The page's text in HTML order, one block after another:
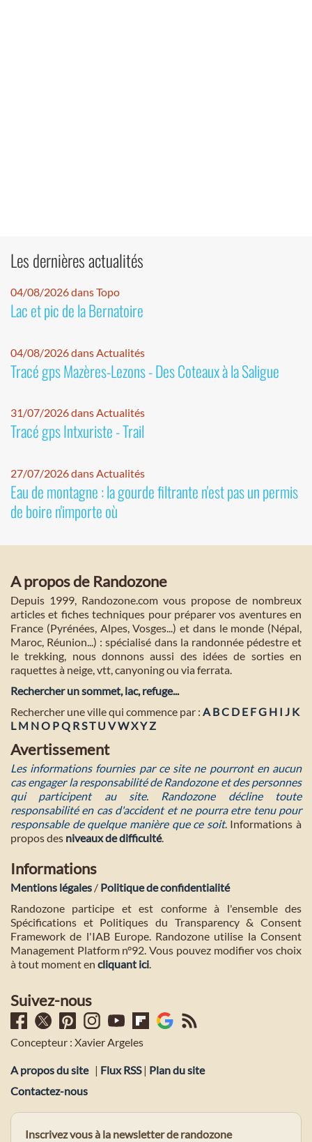
Les dernières actualités
04/08/2026 dans Topo
Lac et pic de la Bernatoire
04/08/2026 dans Actualités
Tracé gps Mazères-Lezons - Des Coteaux à la Saligue
31/07/2026 dans Actualités
Tracé gps Intxuriste - Trail
27/07/2026 dans Actualités
Eau de montagne : la gourde filtrante n'est pas un permis
de boire n'importe où
A propos de Randozone
Depuis 1999, Randozone.com vous propose de nombreux
articles et fiches techniques pour préparer vos aventures en
France (Pyrénées, Alpes, Vosges...) et dans le monde (Népal,
Maroc, Réunion...) : spécialisé dans la randonnée pédestre et
le trekking, nous donnons aussi des idées de sorties en
raquettes à neige, vtt, canyoning ou via ferrata.
Rechercher un sommet, lac, refuge...
Rechercher une ville qui commence par : A BC D E FG H I J K
L M NO PQ RST U VWXYZ
Avertissement
Les informations fournies par ce site ne pourront en aucun
cas engager la responsabilité de Randozone et des personnes
qui participent au site. Randozone décline toute
responsabilité en cas d'accident et ne pourra etre tenu pour
responsable de quelque manière que ce soit. Informations à
propos des niveaux de difficulté.
Informations
Mentions légales / Politique de confidentialité
Randozone participe et est conforme à l'ensemble des
Spécifications et Politiques du Transparency & Consent
Framework de l'IAB Europe. Randozone utilise la Consent
Management Platform n°92. Vous pouvez modifier vos choix
à tout moment en cliquant ici.
Suivez-nous
Concepteur : Xavier Argeles
A propos du site | Flux RSS| Plan du site
Contactez-nous
Inscrivez vous à la newsletter de randozone